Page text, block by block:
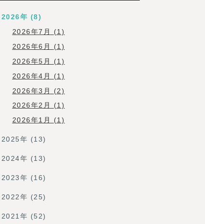
2026年 (8)
2026年7月 (1)
2026年6月 (1)
2026年5月 (1)
2026年4月 (1)
2026年3月 (2)
2026年2月 (1)
2026年1月 (1)
2025年 (13)
2024年 (13)
2023年 (16)
2022年 (25)
2021年 (52)